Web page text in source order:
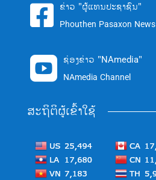
 ຂ່າວ "ຜູ້ແທນປະຊາຊົນ"
Phouthen Pasaxon News
 ຊ່ອງຂ່າວ "NAmedia"
NAmedia Channel
ສະຖິຕິຜູ້ເຂົ້າໃຊ້